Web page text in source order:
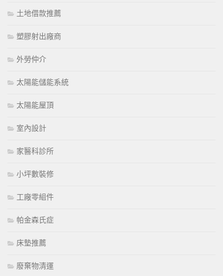
土地借款推薦
塑膠射出廠商
外勞仲介
太陽能儲能系統
太陽能屋頂
室內設計
家醫科診所
小坪數裝修
工廠零組件
帕金森氏症
床墊推薦
廢棄物清運